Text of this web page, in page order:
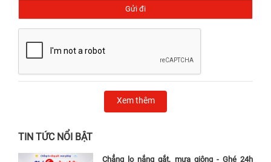
Xem thêm
TIN TỨC NỔI BẬT
Chẳng lo nắng gắt, mưa giông - Ghé 24h